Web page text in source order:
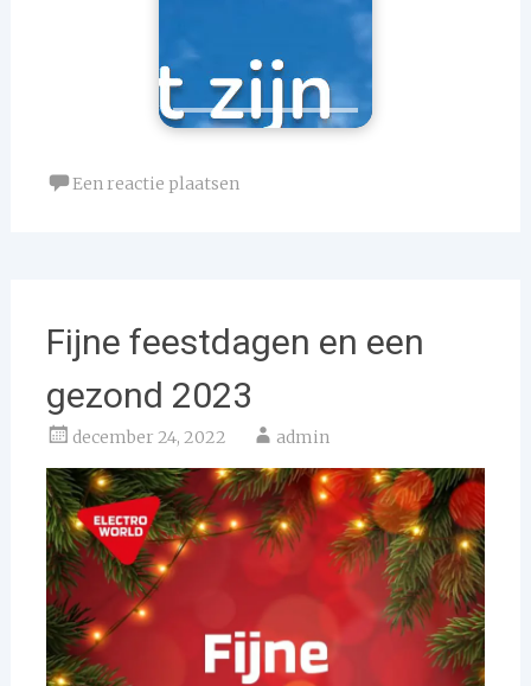
Een reactie plaatsen
Fijne feestdagen en een
gezond 2023
december 24, 2022 admin